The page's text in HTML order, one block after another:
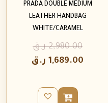
PRADA DOUBLE MEDIUM
LEATHER HANDBAG
WHITE/CARAMEL
2,980.00 ر.ق
1,689.00 ر.ق